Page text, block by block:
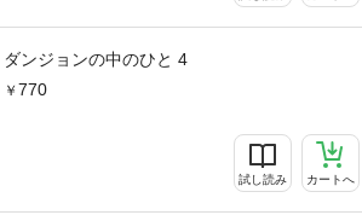
ダンジョンの中のひと 4
770
試し読み カートへ